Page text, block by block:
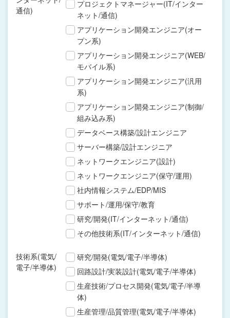
通信)
プロジェクトマネージャー(IT/インター
ネット/通信)
アプリケーション開発エンジニア(オー
プン系)
アプリケーション開発エンジニア(WEB/
モバイル系)
アプリケーション開発エンジニア(汎用
系)
アプリケーション開発エンジニア(制御/
組み込み系)
データベース構築/設計エンジニア
サーバー構築/設計エンジニア
ネットワークエンジニア(設計)
ネットワークエンジニア(保守/運用)
社内情報システム/EDP/MIS
サポート/運用/保守/教育
研究/開発(IT/インターネット/通信)
その他技術系(IT/インターネット/通信)
技術系(電気/
電子/半導体)
研究/開発(電気/電子/半導体)
回路設計/実装設計(電気/電子/半導体)
生産技術/プロセス開発(電気/電子/半導
体)
生産管理/品質管理(電気/電子/半導体)